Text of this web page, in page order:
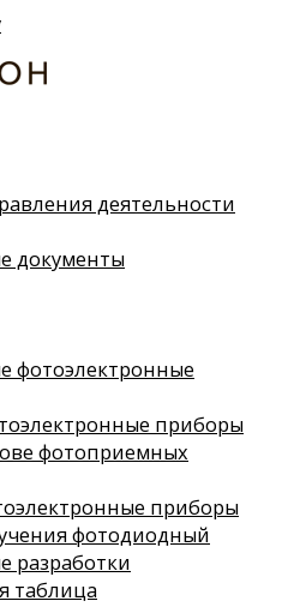
деятельности
документы
фотоэлектронные
приборы
фотоприемных
приборы
фотодиодный
разработки
таблица